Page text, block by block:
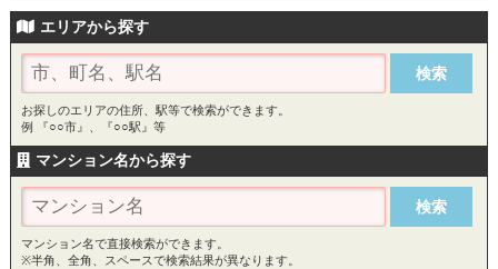
エリアから探す
お探しのエリアの住所、駅等で検索ができます。
例 『○○市』、『○○駅』等
マンション名から探す
マンション名で直接検索ができます。
※半角、全角、スペースで検索結果が異なります。